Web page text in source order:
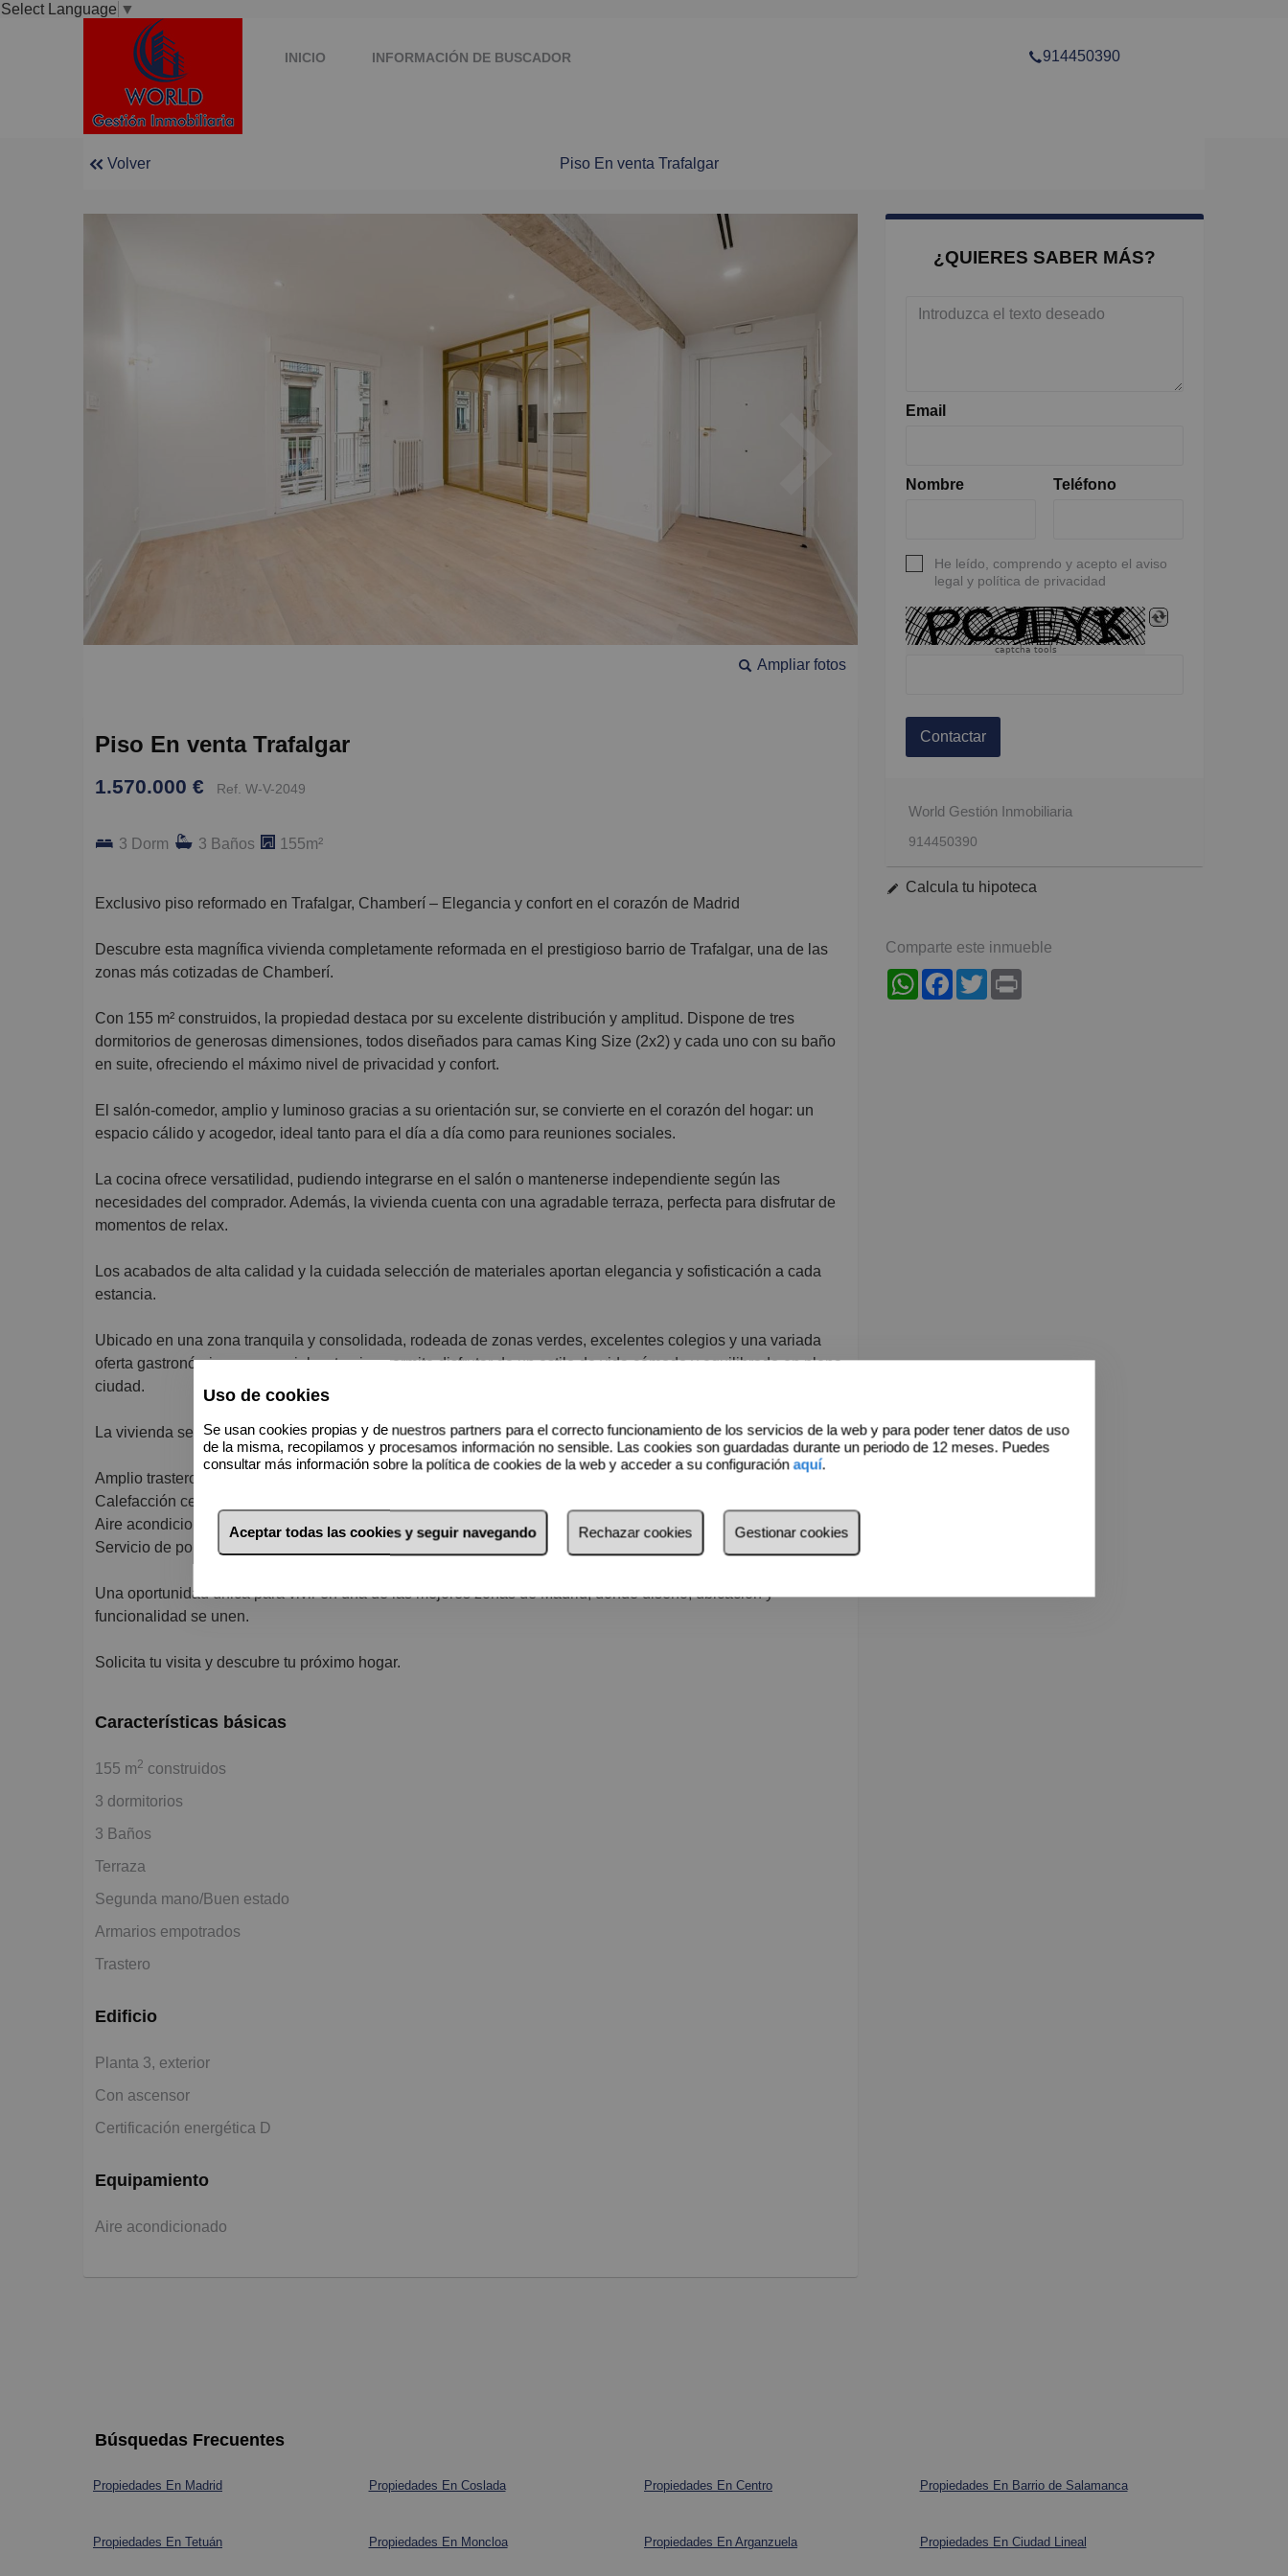
Select Language ▼
INICIO INFORMACIÓN DE BUSCADOR 914450390
Volver Piso En venta Trafalgar
Ampliar fotos
Piso En venta Trafalgar
1.570.000 € Ref. W-V-2049
3 Dorm 3 Baños 155m²
Exclusivo piso reformado en Trafalgar, Chamberí – Elegancia y confort en el corazón de Madrid
Descubre esta magnífica vivienda completamente reformada en el prestigioso barrio de Trafalgar, una de las
zonas más cotizadas de Chamberí.
Con 155 m² construidos, la propiedad destaca por su excelente distribución y amplitud. Dispone de tres
dormitorios de generosas dimensiones, todos diseñados para camas King Size (2x2) y cada uno con su baño
en suite, ofreciendo el máximo nivel de privacidad y confort.
El salón-comedor, amplio y luminoso gracias a su orientación sur, se convierte en el corazón del hogar: un
espacio cálido y acogedor, ideal tanto para el día a día como para reuniones sociales.
La cocina ofrece versatilidad, pudiendo integrarse en el salón o mantenerse independiente según las
necesidades del comprador. Además, la vivienda cuenta con una agradable terraza, perfecta para disfrutar de
momentos de relax.
Los acabados de alta calidad y la cuidada selección de materiales aportan elegancia y sofisticación a cada
estancia.
Ubicado en una zona tranquila y consolidada, rodeada de zonas verdes, excelentes colegios y una variada
oferta gastronómica y comercial, este piso permite disfrutar de un estilo de vida cómodo y equilibrado en plena
ciudad.
La vivienda se completa con:
Amplio trastero
Calefacción central por gas natural
Aire acondicionado con sistema Air Zone (frío/calor)
Servicio de portería
Una oportunidad única para vivir en una de las mejores zonas de Madrid, donde diseño, ubicación y
funcionalidad se unen.
Solicita tu visita y descubre tu próximo hogar.
Características básicas
155 m2 construidos
3 dormitorios
3 Baños
Terraza
Segunda mano/Buen estado
Armarios empotrados
Trastero
Edificio
Planta 3, exterior
Con ascensor
Certificación energética D
Equipamiento
Aire acondicionado
¿QUIERES SABER MÁS?
Email
Nombre Teléfono
He leído, comprendo y acepto el aviso
legal y política de privacidad
captcha tools
Contactar
World Gestión Inmobiliaria
914450390
Calcula tu hipoteca
Comparte este inmueble
WhatsAppFacebook
Twitter
Búsquedas Frecuentes
Propiedades En Madrid Propiedades En Coslada Propiedades En Centro Propiedades En Barrio de Salamanca
Propiedades En Tetuán Propiedades En Moncloa Propiedades En Arganzuela Propiedades En Ciudad Lineal
Uso de cookies
Se usan cookies propias y de nuestros partners para el correcto funcionamiento de los servicios de la web y para poder tener datos de uso
de la misma, recopilamos y procesamos información no sensible. Las cookies son guardadas durante un periodo de 12 meses. Puedes
consultar más información sobre la política de cookies de la web y acceder a su configuraciónaquí.
Aceptar todas las cookies y seguir navegando Rechazar cookies Gestionar cookies